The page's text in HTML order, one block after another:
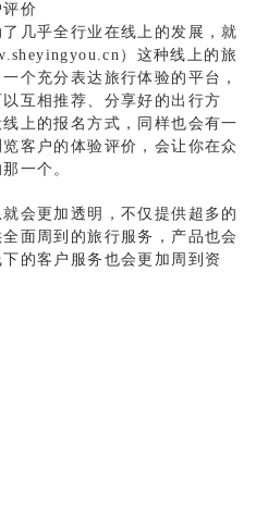
价
几乎全行业在线上的发展，就
）这种线上的旅
个充分表达旅行体验的平台，
互相推荐、分享好的出行方
上的报名方式，同样也会有一
客户的体验评价，会让你在众
一个。
会更加透明，不仅提供超多的
面周到的旅行服务，产品也会
的客户服务也会更加周到资